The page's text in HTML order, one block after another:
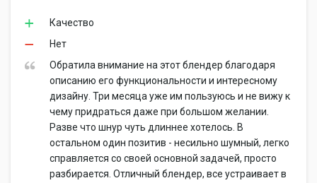
Качество
Нет
Обратила внимание на этот блендер благодаря
описанию его функциональности и интересному
дизайну. Три месяца уже им пользуюсь и не вижу к
чему придраться даже при большом желании.
Разве что шнур чуть длиннее хотелось. В
остальном один позитив - несильно шумный, легко
справляется со своей основной задачей, просто
разбирается. Отличный блендер, все устраивает в